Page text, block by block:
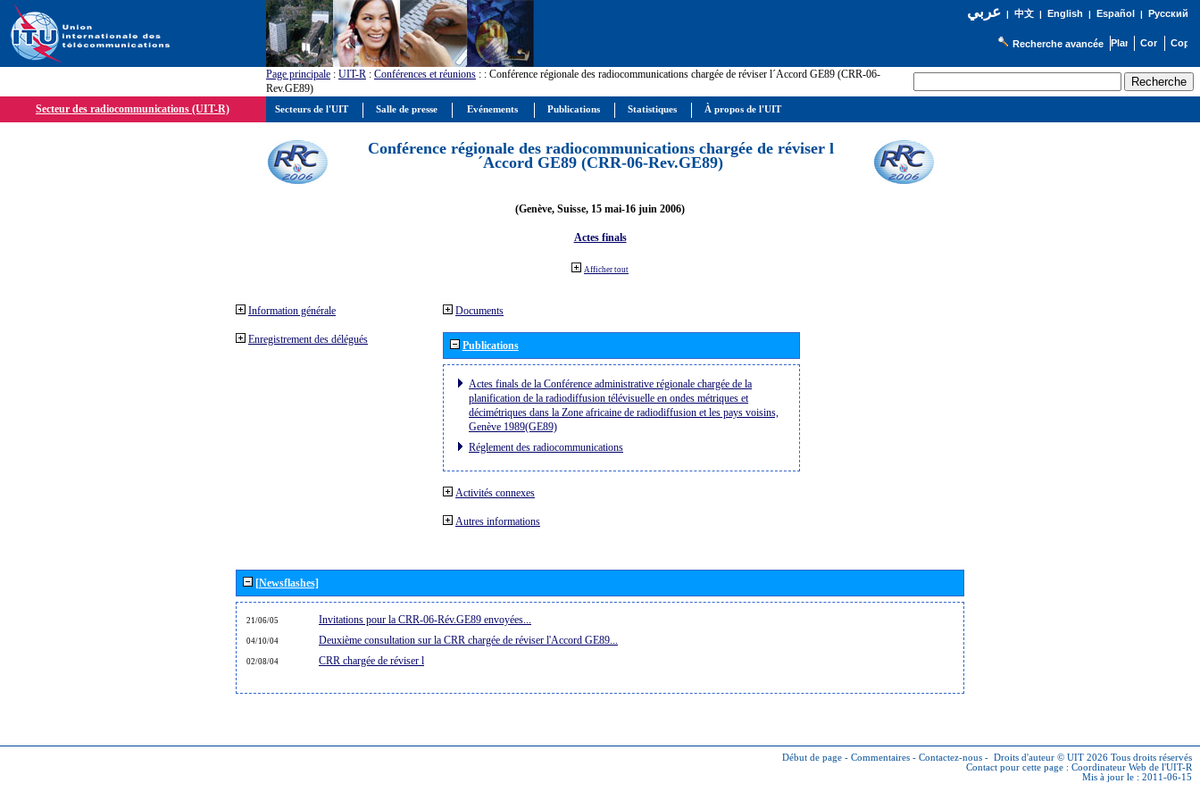
عربي| 中文| English | Español | Русский
Recherche avancée
Page principale : UIT-R : Conférences et réunions : : Conférence régionale des radiocommunications chargée de réviser l´Accord GE89 (CRR-06-
Rev.GE89)
Secteur des radiocommunications (UIT-R)
Conférence régionale des radiocommunications chargée de réviser l
´Accord GE89 (CRR-06-Rev.GE89)
(Genève, Suisse, 15 mai-16 juin 2006)
Actes finals
Afficher tout
Information générale
Enregistrement des délégués
Documents
Publications
Actes finals de la Conférence administrative régionale chargée de la
planification de la radiodiffusion télévisuelle en ondes métriques et
décimétriques dans la Zone africaine de radiodiffusion et les pays voisins,
Genève 1989(GE89)
Réglement des radiocommunications
Activités connexes
Autres informations
[Newsflashes]
21/06/05 Invitations pour la CRR-06-Rév.GE89 envoyées...
04/10/04 Deuxième consultation sur la CRR chargée de réviser l'Accord GE89...
02/08/04 CRR chargée de réviser l
Début de page - Commentaires - Contactez-nous - Droits d'auteur © UIT 2026 Tous droits réservés
Contact pour cette page : Coordinateur Web de l'UIT-R
Mis à jour le : 2011-06-15
Secteurs de l'UIT Salle de presse Evénements Publications Statistiques À propos de l'UIT